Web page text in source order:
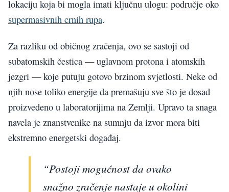
lokaciju koja bi mogla imati ključnu ulogu: područje oko
supermasivnih crnih rupa.
Za razliku od običnog zračenja, ovo se sastoji od
subatomskih čestica — uglavnom protona i atomskih
jezgri — koje putuju gotovo brzinom svjetlosti. Neke od
njih nose toliko energije da premašuju sve što je dosad
proizvedeno u laboratorijima na Zemlji. Upravo ta snaga
navela je znanstvenike na sumnju da izvor mora biti
ekstremno energetski događaj.
“Postoji mogućnost da ovako
snažno zračenje nastaje u okolini